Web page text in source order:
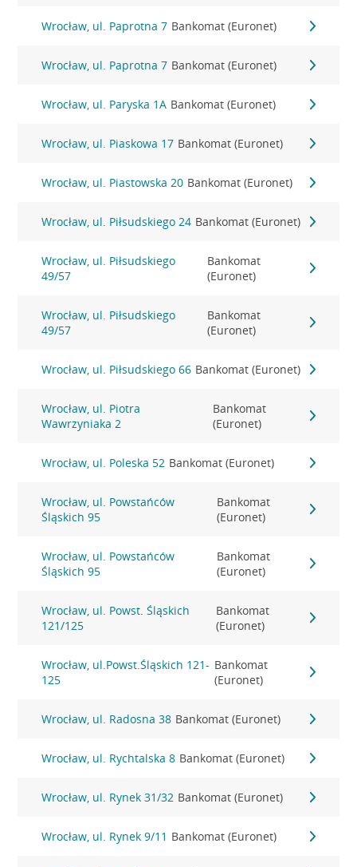
Wrocław, ul. Paprotna 7 Bankomat (Euronet)
Wrocław, ul. Paprotna 7 Bankomat (Euronet)
Wrocław, ul. Paryska 1A Bankomat (Euronet)
Wrocław, ul. Piaskowa 17 Bankomat (Euronet)
Wrocław, ul. Piastowska 20 Bankomat (Euronet)
Wrocław, ul. Piłsudskiego 24 Bankomat (Euronet)
Wrocław, ul. Piłsudskiego
49/57
Bankomat
(Euronet)
Wrocław, ul. Piłsudskiego
49/57
Bankomat
(Euronet)
Wrocław, ul. Piłsudskiego 66 Bankomat (Euronet)
Wrocław, ul. Piotra
Wawrzyniaka 2
Bankomat
(Euronet)
Wrocław, ul. Poleska 52 Bankomat (Euronet)
Wrocław, ul. Powstańców
Śląskich 95
Bankomat
(Euronet)
Wrocław, ul. Powstańców
Śląskich 95
Bankomat
(Euronet)
Wrocław, ul. Powst. Śląskich
121/125
Bankomat
(Euronet)
Wrocław, ul.Powst.Śląskich 121-
125
Bankomat
(Euronet)
Wrocław, ul. Radosna 38 Bankomat (Euronet)
Wrocław, ul. Rychtalska 8 Bankomat (Euronet)
Wrocław, ul. Rynek 31/32 Bankomat (Euronet)
Wrocław, ul. Rynek 9/11 Bankomat (Euronet)